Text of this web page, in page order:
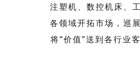
注塑机、数控机床、
各领域开拓市场，巡
将“价值”送到各行业